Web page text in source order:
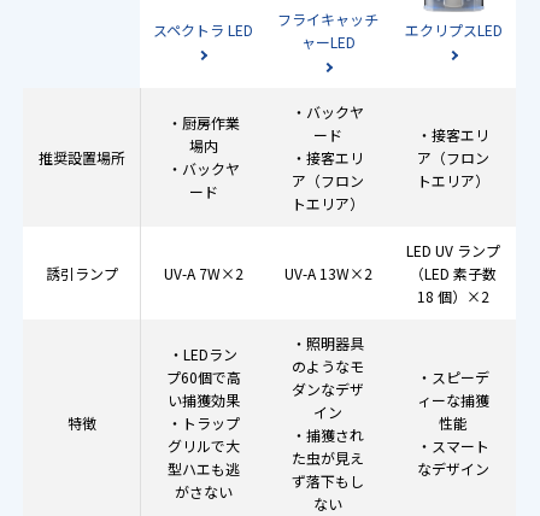
スペクトラ LED
フライキャッチ
ャーLED
エクリプスLED
推奨設置場所
・厨房作業
場内
・バックヤ
ード
・バックヤ
ード
・接客エリ
ア（フロン
トエリア）
・接客エリ
ア（フロン
トエリア）
誘引ランプ UV-A 7W×2 UV-A 13W×2
LED UV ランプ
（LED 素子数
18 個）×2
特徴
・LEDラン
プ60個で高
い捕獲効果
・トラップ
グリルで大
型ハエも逃
がさない
・照明器具
のようなモ
ダンなデザ
イン
・捕獲され
た虫が見え
ず落下もし
ない
・スピーデ
ィーな捕獲
性能
・スマート
なデザイン